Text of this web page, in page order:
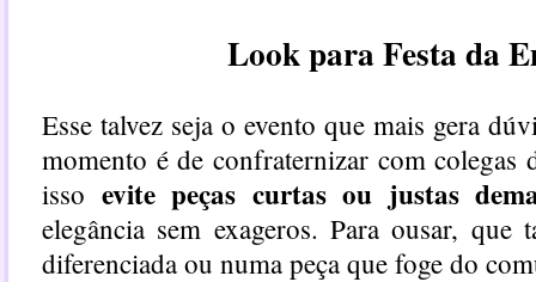
Look para Festa da
Esse talvez seja o evento que mais gera
momento é de confraternizar com colegas
isso evite peças curtas ou justas
elegância sem exageros. Para ousar, que
diferenciada ou numa peça que foge do